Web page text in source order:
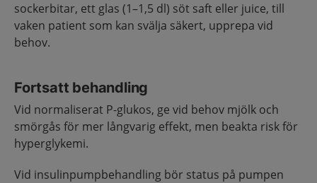
sockerbitar, ett glas (1–1,5 dl) söt saft eller juice, till
vaken patient som kan svälja säkert, upprepa vid
behov.
Fortsatt behandling
Vid normaliserat P-glukos, ge vid behov mjölk och
smörgås för mer långvarig effekt, men beakta risk för
hyperglykemi.
Vid insulinpumpbehandling bör status på pumpen